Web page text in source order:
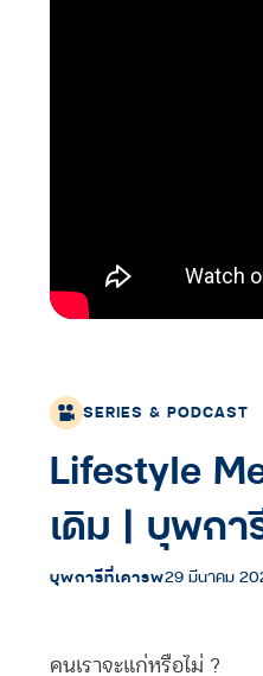
SERIES & PODCAST
Lifestyle
เดิม | บุพกา
บุพการีที่เคารพ29 มีนาคม
คนเราจะแก่หรือไม่ ?